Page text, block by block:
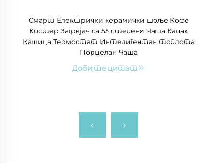
Смарт Електрички керамички шоље Кофе
Костер Загрејач са 55 степени Чаша Капак
Кашица Термостат Интелигентан топлота
Порцелан Чаша
Добијте цитат